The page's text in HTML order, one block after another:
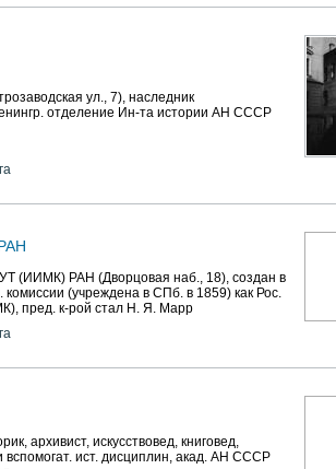
ул., 7), наследник
отделение Ин-та истории АН СССР
РАН (Дворцовая наб., 18), создан в
(учреждена в СПб. в 1859) как Рос.
пред. к-рой стал Н. Я. Марр
архивист, искусствовед, книговед,
вспомогат. ист. дисциплин, акад. АН СССР